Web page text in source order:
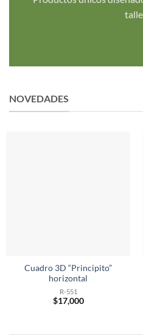
NOVEDADES
Cuadro 3D “Principito”
horizontal
R-551
$17,000